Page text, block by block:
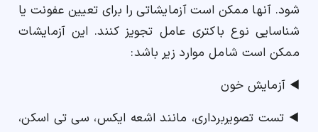
شود. آنها ممکن است آزمایشاتی را برای تعیین عفونت یا
شناسایی نوع باکتری عامل تجویز کنند. این آزمایشات
ممکن است شامل موارد زیر باشد:
◀️ آزمایش خون
◀️ تست تصویربرداری، مانند اشعه ایکس، سی تی اسکن،